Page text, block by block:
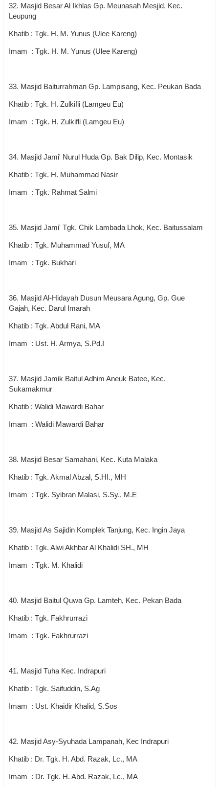
32. Masjid Besar Al Ikhlas Gp. Meunasah Mesjid, Kec.
Leupung
Khatib : Tgk. H. M. Yunus (Ulee Kareng)
Imam : Tgk. H. M. Yunus (Ulee Kareng)
33. Masjid Baiturrahman Gp. Lampisang, Kec. Peukan Bada
Khatib : Tgk. H. Zulkifli (Lamgeu Eu)
Imam : Tgk. H. Zulkifli (Lamgeu Eu)
34. Masjid Jami' Nurul Huda Gp. Bak Dilip, Kec. Montasik
Khatib : Tgk. H. Muhammad Nasir
Imam : Tgk. Rahmat Salmi
35. Masjid Jami' Tgk. Chik Lambada Lhok, Kec. Baitussalam
Khatib : Tgk. Muhammad Yusuf, MA
Imam : Tgk. Bukhari
36. Masjid Al-Hidayah Dusun Meusara Agung, Gp. Gue
Gajah, Kec. Darul Imarah
Khatib : Tgk. Abdul Rani, MA
Imam : Ust. H. Armya, S.Pd.I
37. Masjid Jamik Baitul Adhim Aneuk Batee, Kec.
Sukamakmur
Khatib : Walidi Mawardi Bahar
Imam : Walidi Mawardi Bahar
38. Masjid Besar Samahani, Kec. Kuta Malaka
Khatib : Tgk. Akmal Abzal, S.HI., MH
Imam : Tgk. Syibran Malasi, S.Sy., M.E
39. Masjid As Sajidin Komplek Tanjung, Kec. Ingin Jaya
Khatib : Tgk. Alwi Akhbar Al Khalidi SH., MH
Imam : Tgk. M. Khalidi
40. Masjid Baitul Quwa Gp. Lamteh, Kec. Pekan Bada
Khatib : Tgk. Fakhrurrazi
Imam : Tgk. Fakhrurrazi
41. Masjid Tuha Kec. Indrapuri
Khatib : Tgk. Saifuddin, S.Ag
Imam : Ust. Khaidir Khalid, S.Sos
42. Masjid Asy-Syuhada Lampanah, Kec Indrapuri
Khatib : Dr. Tgk. H. Abd. Razak, Lc., MA
Imam : Dr. Tgk. H. Abd. Razak, Lc., MA